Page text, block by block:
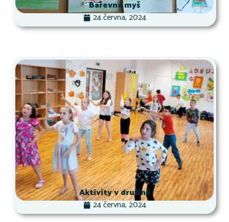
Barevná myš
24 června, 2024
Aktivity v družině
24 června, 2024